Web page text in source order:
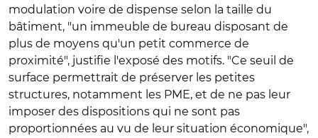
modulation voire de dispense selon la taille du
bâtiment, "un immeuble de bureau disposant de
plus de moyens qu'un petit commerce de
proximité", justifie l'exposé des motifs. "Ce seuil de
surface permettrait de préserver les petites
structures, notamment les PME, et de ne pas leur
imposer des dispositions qui ne sont pas
proportionnées au vu de leur situation économique",